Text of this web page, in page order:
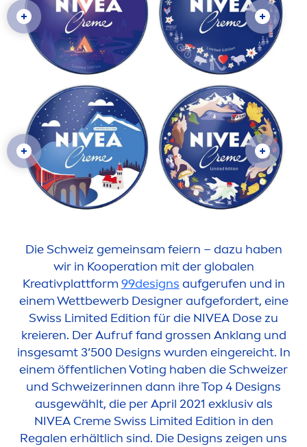
Die Schweiz gemeinsam feiern – dazu haben
wir in Kooperation mit der globalen
Kreativplattform 99designs aufgerufen und in
einem Wettbewerb Designer aufgefordert, eine
Swiss Limited Edition für die NIVEA Dose zu
kreieren. Der Aufruf fand grossen Anklang und
insgesamt 3’500 Designs wurden eingereicht. In
einem öffentlichen Voting haben die Schweizer
und Schweizerinnen dann ihre Top 4 Designs
ausgewählt, die per April 2021 exklusiv als
NIVEA CremeSwiss Limited Edition in den
Regalen erhältlich sind. Die Designs zeigen uns